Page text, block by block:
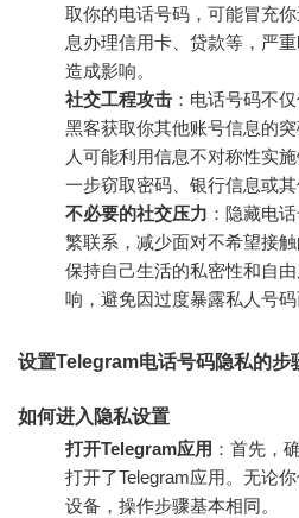
取你的电话号码，可能冒充
息办理信用卡、贷款等，严
造成影响。
社交工程攻击 ：电话号码不
黑客获取你其他账号信息的
人可能利用信息不对称性实
一步窃取密码、银行信息或其
不必要的社交压力 ：隐藏电
繁联系，减少面对不希望接
保持自己生活的私密性和自
响，避免因过度暴露私人号码
设置Telegram电话号码隐私的步
如何进入隐私设置
打开Telegram应用 ：首先，
打开了Telegram应用。无论
设备，操作步骤基本相同。